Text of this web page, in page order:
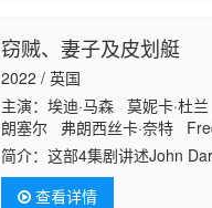
窃贼、妻子及皮划艇
2022 / 英国
主演：埃迪·马森 莫妮卡·杜
朗塞尔 弗朗西丝卡·奈特
米洛·图梅 马库斯·奥尼卢德
Harding Carrie Cohen Colin
简介：这部4集剧讲述John
串谋，说服保险公司John
查看详情